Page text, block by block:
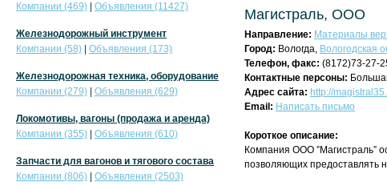
Магистраль, ООО
Направление: Материалы
Город: Вологда, Вологодская
Телефон, факс: (8172)73-27-
Контактные персоны:
Адрес сайта: http://
Email: Написать письмо
Короткое описание:
Компания ООО ”Магистраль”
позволяющих предоставлять
Компании (469)
Объявления (11427)
Железнодорожный инструмент
Компании (58)
Объявления (173)
Железнодорожная техника, оборудование
Компании (279)
Объявления (629)
Локомотивы, вагоны (продажа и аренда)
Компании (355)
Объявления (610)
Запчасти для вагонов и тягового состава
Компании (806)
Объявления (2503)